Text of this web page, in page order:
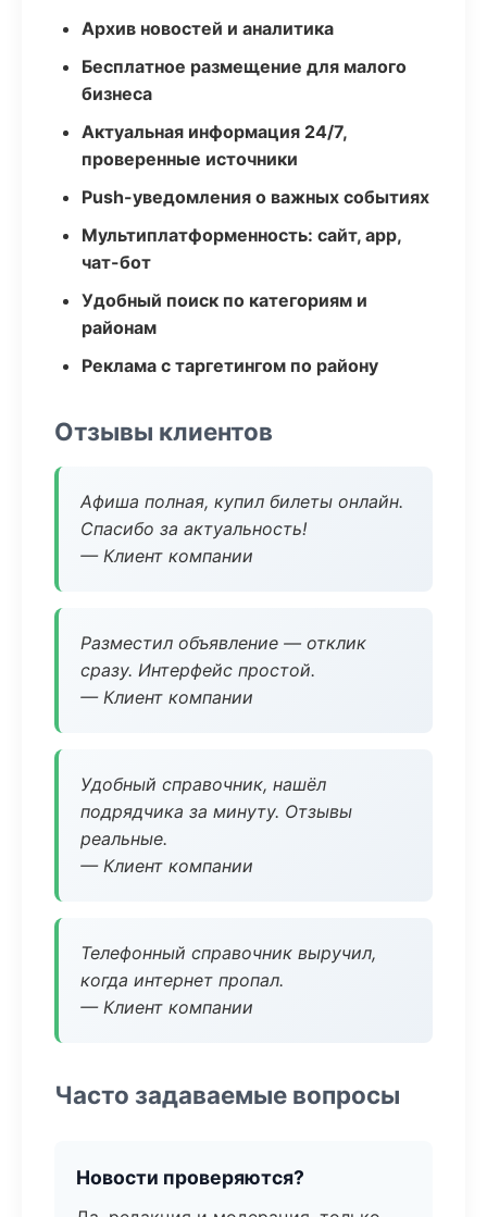
Архив новостей и аналитика
Бесплатное размещение для малого
бизнеса
Актуальная информация 24/7,
проверенные источники
Push-уведомления о важных событиях
Мультиплатформенность: сайт, app,
чат-бот
Удобный поиск по категориям и
районам
Реклама с таргетингом по району
Отзывы клиентов
Афиша полная, купил билеты онлайн.
Спасибо за актуальность!
— Клиент компании
Разместил объявление — отклик
сразу. Интерфейс простой.
— Клиент компании
Удобный справочник, нашёл
подрядчика за минуту. Отзывы
реальные.
— Клиент компании
Телефонный справочник выручил,
когда интернет пропал.
— Клиент компании
Часто задаваемые вопросы
Новости проверяются?